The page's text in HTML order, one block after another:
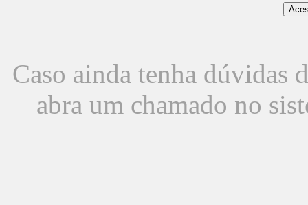
Caso ainda tenha dúvidas
abra um chamado no